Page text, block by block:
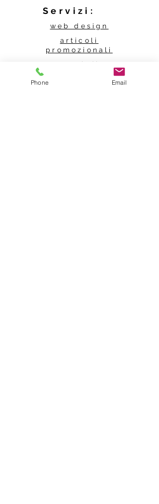
Servizi:
web design
articoli
promozionali
mezzi di
comunicazion
Phone Email